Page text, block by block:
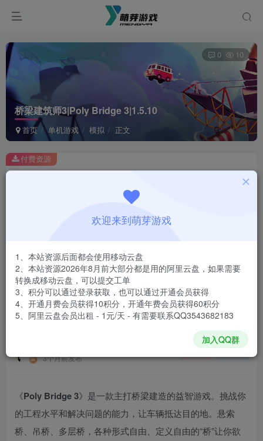
桥梁建筑师3|Poly Bridge 3|1.5.10
首页 单机游戏 模拟 正文
0 10
此内容为付费资源，请付费后查看
￥1
免费
登录购买
安装包大小
游戏本体大小
0.99 GB
付费资源
3个月前发布
《Poly Bridge 3》是一款主打桥梁建造的益智游戏。挑战你
的工程水平和解决问题的能力，让车辆抵达目的地。悬索
桥、吊桥、多层桥，各种形式自由、定义自由的“桥”让你欲
欢迎来到萌芽游戏
1、本站资源后面都会使用移动云盘
2、本站资源2026年8月前大部分都是用的阿里云盘，如果需要
转换成移动云盘，可以提交工单
3、积分可以通过登录获取，也可以通过开通会员获得
4、开通月费会员获得10积分，开通年费会员获得60积分
5、阿里云盘会员出租 - 1元/天 - 有需要联系QQ3543682183
加入QQ群